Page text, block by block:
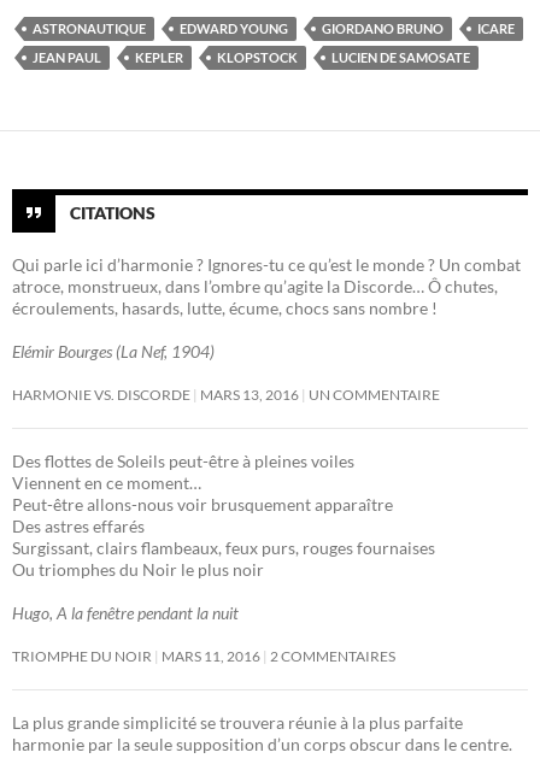
ASTRONAUTIQUE EDWARD YOUNG GIORDANO BRUNO
ICARE
JEAN PAUL
KEPLER KLOPSTOCK LUCIEN DE SAMOSATE
CITATIONS
Qui parle ici d’harmonie ? Ignores-tu ce qu’est le monde ? Un combat
atroce, monstrueux, dans l’ombre qu’agite la Discorde… Ô chutes,
écroulements, hasards, lutte, écume, chocs sans nombre !
Elémir Bourges (La Nef, 1904)
HARMONIE VS. DISCORDE MARS 13, 2016 UN COMMENTAIRE
Des flottes de Soleils peut-être à pleines voiles
Viennent en ce moment…
Peut-être allons-nous voir brusquement apparaître
Des astres effarés
Surgissant, clairs flambeaux, feux purs, rouges fournaises
Ou triomphes du Noir le plus noir
Hugo, A la fenêtre pendant la nuit
TRIOMPHE DU NOIR MARS 11, 2016 2 COMMENTAIRES
La plus grande simplicité se trouvera réunie à la plus parfaite
harmonie par la seule supposition d’un corps obscur dans le centre.